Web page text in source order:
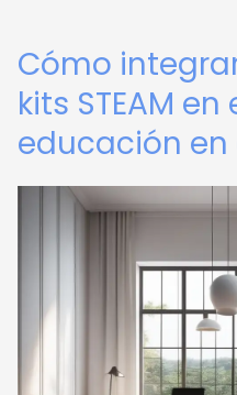
Cómo
kits STEAM
educación en